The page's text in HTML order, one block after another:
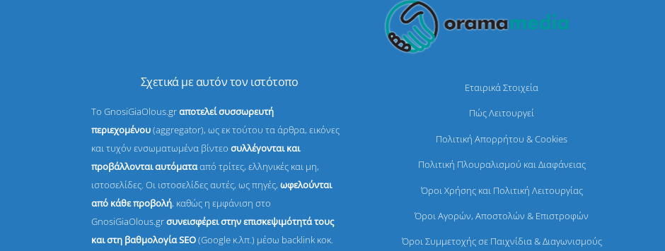
Σχετικά με αυτόν τον ιστότοπο
Το GnosiGiaOlous.grαποτελεί συσσωρευτή
περιεχομένου(aggregator), ως εκ τούτου τα άρθρα, εικόνες
και τυχόν ενσωματωμένα βίντεοσυλλέγονται και
προβάλλονται αυτόματααπό τρίτες, ελληνικές και μη,
ιστοσελίδες. Οι ιστοσελίδες αυτές, ως πηγές,ωφελούνται
από κάθε προβολή, καθώς η εμφάνιση στο
GnosiGiaOlous.grσυνεισφέρει στην επισκεψιμότητά τους
και στη βαθμολογία SEO(Google κ.λπ.) μέσω backlink κοκ.
Εταιρικά Στοιχεία
Πώς Λειτουργεί
Πολιτική Απορρήτου & Cookies
Πολιτική Πλουραλισμού και Διαφάνειας
Όροι Χρήσης και Πολιτική Λειτουργίας
Όροι Αγορών, Αποστολών & Επιστροφών
Όροι Συμμετοχής σε Παιχνίδια & Διαγωνισμούς